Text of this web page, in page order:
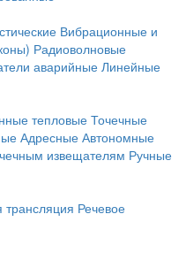
Вибрационные и
Радиоволновые
аварийные Линейные
тепловые Точечные
Адресные Автономные
извещателям Ручные
Речевое